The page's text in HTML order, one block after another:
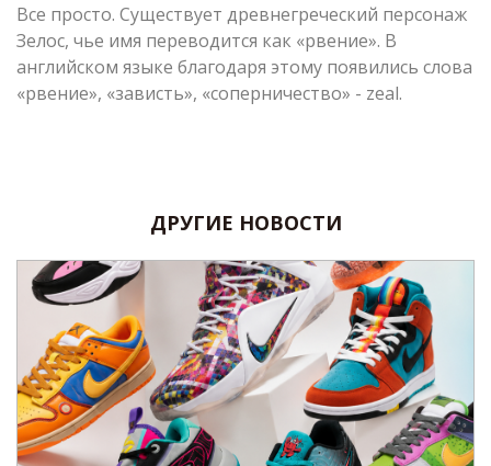
Все просто. Существует древнегреческий персонаж
Зелос, чье имя переводится как «рвение». В
английском языке благодаря этому появились слова
«рвение», «зависть», «соперничество» - zeal.
ДРУГИЕ НОВОСТИ